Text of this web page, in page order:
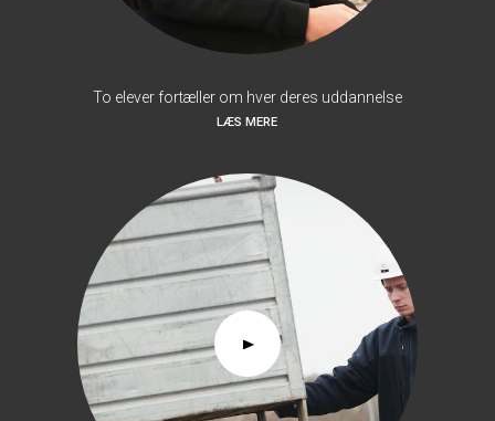
To elever fortæller om hver deres uddannelse
LÆS MERE